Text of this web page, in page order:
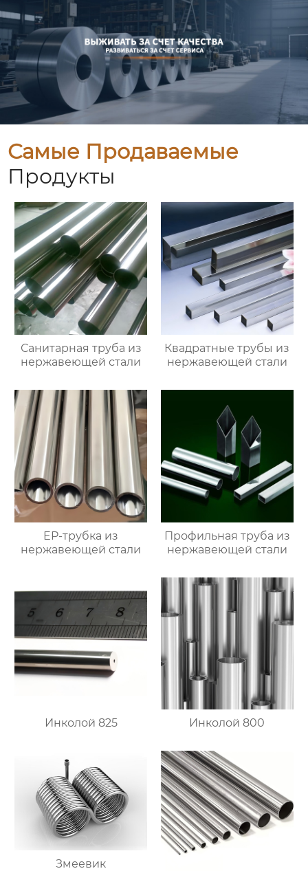
Самые Продаваемые
Продукты
Санитарная труба из
нержавеющей стали
Квадратные трубы из
нержавеющей стали
EP-трубка из
нержавеющей стали
Профильная труба из
нержавеющей стали
Инколой 825 Инколой 800
Змеевик